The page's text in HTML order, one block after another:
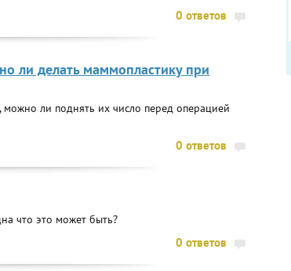
0 ответов
ли делать маммопластику при
можно ли поднять их число перед операцией
0 ответов
что это может быть?
0 ответов